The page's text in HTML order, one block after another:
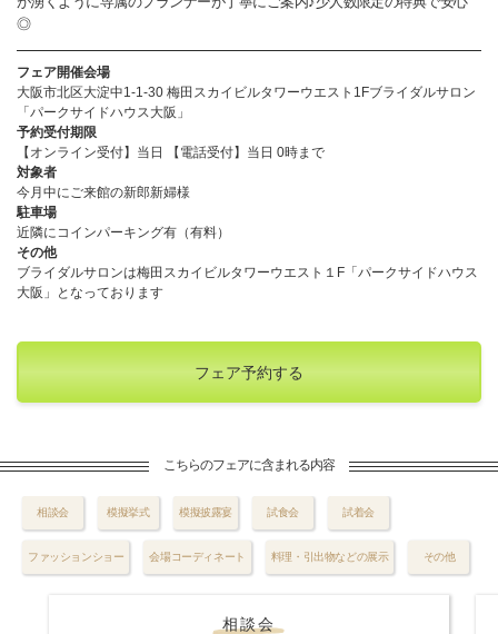
◎
フェア開催会場
大阪市北区大淀中1-1-30 梅田スカイビルタワーウエスト1Fブライダルサロン
「パークサイドハウス大阪」
予約受付期限
【オンライン受付】当日 【電話受付】当日 0時まで
対象者
今月中にご来館の新郎新婦様
駐車場
近隣にコインパーキング有（有料）
その他
ブライダルサロンは梅田スカイビルタワーウエスト１F「パークサイドハウス
大阪」となっております
フェア予約する
こちらのフェアに含まれる内容
相談会 模擬挙式 模擬披露宴 試食会 試着会
ファッションショー 会場コーディネート 料理・引出物などの展示 その他
相談会